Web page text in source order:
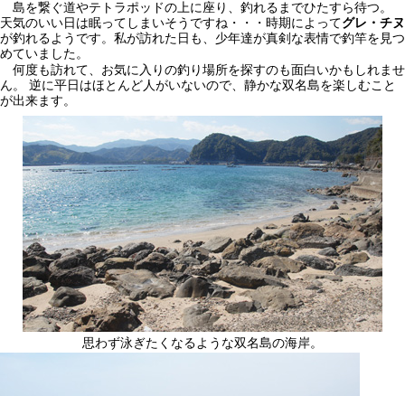
島を繋ぐ道やテトラポッドの上に座り、釣れるまでひたすら待つ。
天気のいい日は眠ってしまいそうですね・・・時期によってグレ・チヌ
が釣れるようです。私が訪れた日も、少年達が真剣な表情で釣竿を見つ
めていました。
何度も訪れて、お気に入りの釣り場所を探すのも面白いかもしれませ
ん。 逆に平日はほとんど人がいないので、静かな双名島を楽しむこと
が出来ます。
思わず泳ぎたくなるような双名島の海岸。